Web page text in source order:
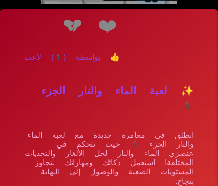
❤️
💔
👍 بواسطة (1) لاعب
✨ لعبة الماء والنار الجزء
6
انطلق في مغامرة جديدة مع لعبة الماء
والنار الجزء 6 حيث تتحكم في
عنصرَي الماء والنار لحل الألغاز والتحديات
المختلفة! استعمل ذكائك ومهاراتك لتجاوز
المستويات الصعبة والوصول إلى النهاية
بنجاح.